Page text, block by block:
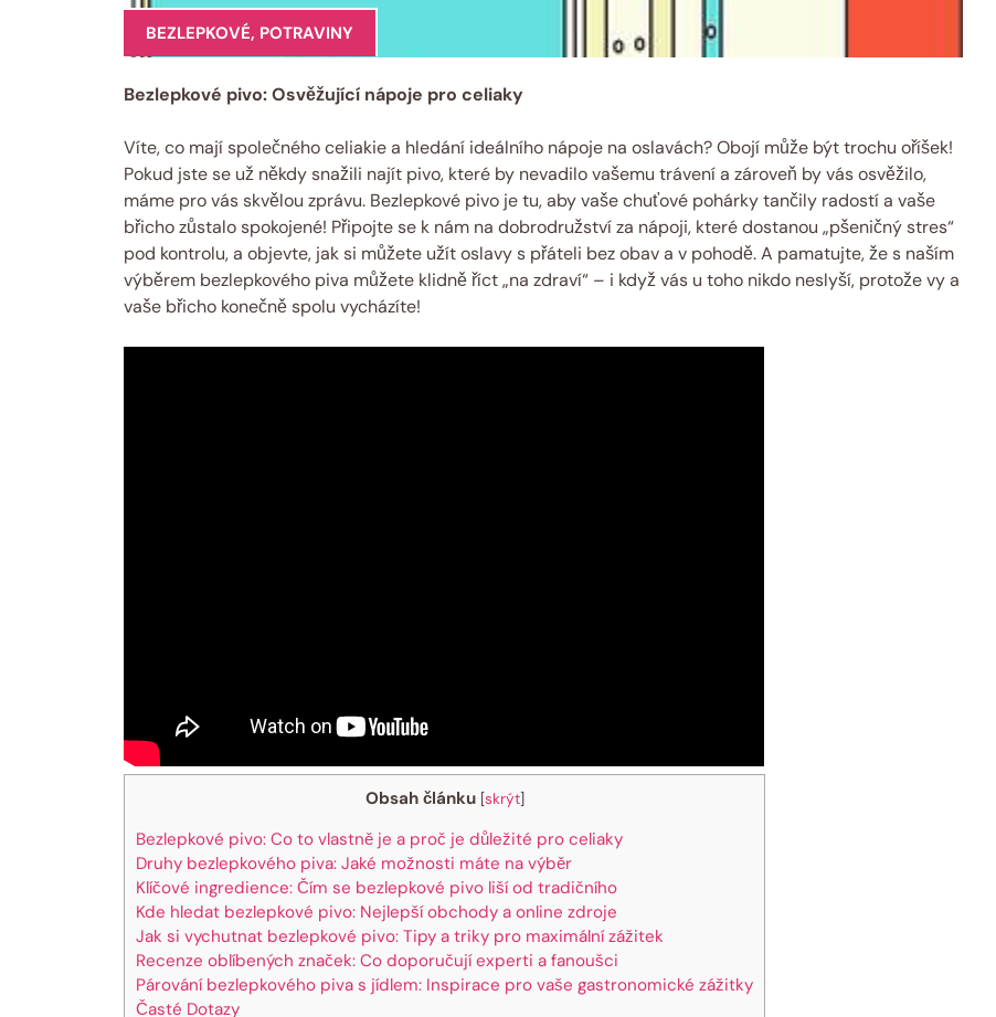
BEZLEPKOVÉ, POTRAVINY
Bezlepkové ​pivo: Osvěžující ⁤nápoje pro celiaky
Víte, co⁤ mají‌ společného celiakie a hledání ideálního nápoje ⁤na oslavách? Obojí ⁤může ⁤být trochu ⁢oříšek!
Pokud‌ jste se už někdy snažili najít pivo, které ‍by nevadilo vašemu trávení⁢ a zároveň by vás osvěžilo,
máme pro‌ vás skvělou⁤ zprávu. Bezlepkové pivo je ‍tu, aby vaše chuťové pohárky tančily ⁢radostí a vaše
‍břicho zůstalo spokojené! Připojte se k ‌nám na ‌dobrodružství za nápoji, které ⁢dostanou „pšeničný stres“
pod kontrolu, a ​objevte, jak si můžete užít oslavy‌ s přáteli bez​ obav a v pohodě. A⁢ pamatujte, že s naším
výběrem bezlepkového⁤ piva můžete klidně ‌říct „na zdraví“ – i když vás u‍ toho nikdo neslyší, protože vy ‌a⁤
vaše břicho konečně spolu vycházíte!
Obsah článku [skrýt]
Bezlepkové pivo: Co to vlastně ⁤je a proč je důležité pro celiaky
Druhy bezlepkového piva: ⁣Jaké možnosti máte na výběr
Klíčové ​ingredience: Čím se‍ bezlepkové pivo liší od tradičního
Kde hledat bezlepkové pivo:‍ Nejlepší obchody a online zdroje
Jak si vychutnat bezlepkové pivo: Tipy a triky pro maximální zážitek
Recenze oblíbených značek: Co doporučují experti a fanoušci
Párování ‌bezlepkového⁣ piva s jídlem: Inspirace pro ⁤vaše gastronomické zážitky
Časté Dotazy